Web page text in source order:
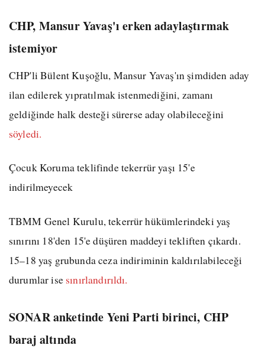
CHP, Mansur Yavaş'ı erken adaylaştırmak
istemiyor
CHP'li Bülent Kuşoğlu, Mansur Yavaş'ın şimdiden aday
ilan edilerek yıpratılmak istenmediğini, zamanı
geldiğinde halk desteği sürerse aday olabileceğini
söyledi.
Çocuk Koruma teklifinde tekerrür yaşı 15'e
indirilmeyecek
TBMM Genel Kurulu, tekerrür hükümlerindeki yaş
sınırını 18'den 15'e düşüren maddeyi tekliften çıkardı.
15–18 yaş grubunda ceza indiriminin kaldırılabileceği
durumlar ise sınırlandırıldı.
SONAR anketinde Yeni Parti birinci, CHP
baraj altında